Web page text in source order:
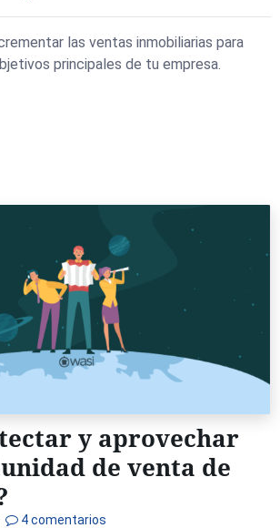
las ventas inmobiliarias para
principales de tu empresa.
y aprovechar
de venta de
4 comentarios